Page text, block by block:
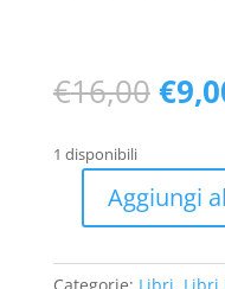
€16,00 Il
era:
€
1 disponibili
Musica
(nuovo
Aggiungi